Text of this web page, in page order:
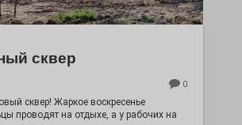
сквер
0
сквер! Жаркое воскресенье
проводят на отдыхе, а у рабочих на